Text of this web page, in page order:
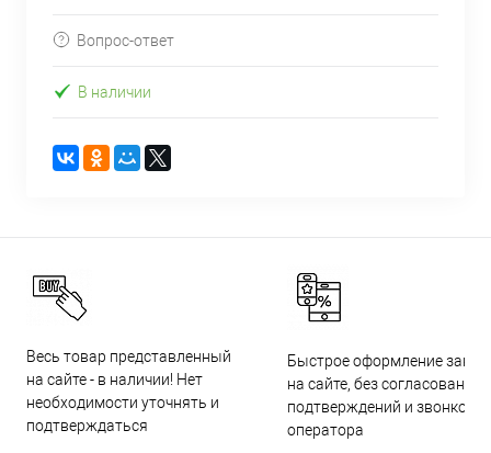
Вопрос-ответ
В наличии
Весь товар представленный
на сайте - в наличии! Нет
необходимости уточнять и
подтверждаться
Быстрое оформление
на сайте, без согласований,
подтверждений и звонков
оператора